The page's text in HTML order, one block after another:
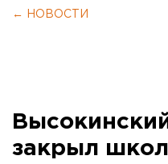
← НОВОСТИ
закрыл